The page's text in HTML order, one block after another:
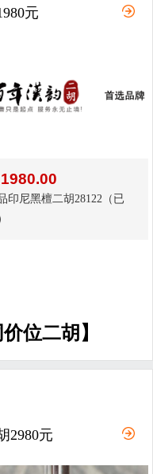
元
1980.00
印尼黑檀二胡28122（已
位二胡】
2980元